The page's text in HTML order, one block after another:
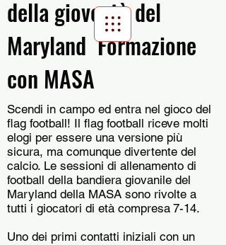
Scroll Menu
della gioventù del
Maryland Formazione
con MASA
Scendi in campo ed entra nel gioco del
flag football! Il flag football riceve molti
elogi per essere una versione più
sicura, ma comunque divertente del
calcio. Le sessioni di allenamento di
football della bandiera giovanile del
Maryland della MASA sono rivolte a
tutti i giocatori di età compresa 7-14.
Uno dei primi contatti iniziali con un